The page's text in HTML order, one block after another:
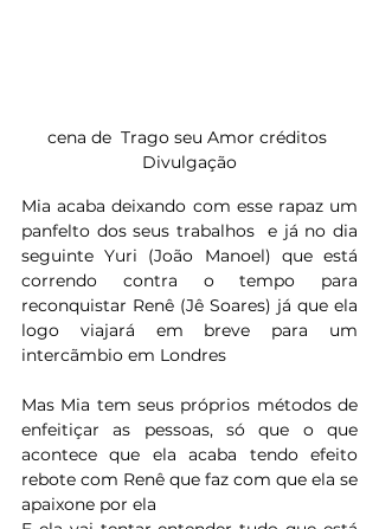
cena de  Trago seu Amor créditos
Divulgação
Mia acaba deixando com esse rapaz um
panfelto dos seus trabalhos  e já no dia
seguinte Yuri (João Manoel) que está
correndo contra o tempo para
reconquistar Renê (Jê Soares) já que ela
logo viajará em breve para um
intercãmbio em Londres
Mas Mia tem seus próprios métodos de
enfeitiçar as pessoas, só que o que
acontece que ela acaba tendo efeito
rebote com Renê que faz com que ela se
apaixone por ela